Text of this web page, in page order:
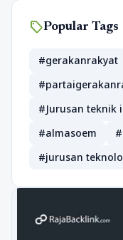
sellPopular Tags
#gerakanrakyat
#Jurusan teknik
#almasoem
#jurusan